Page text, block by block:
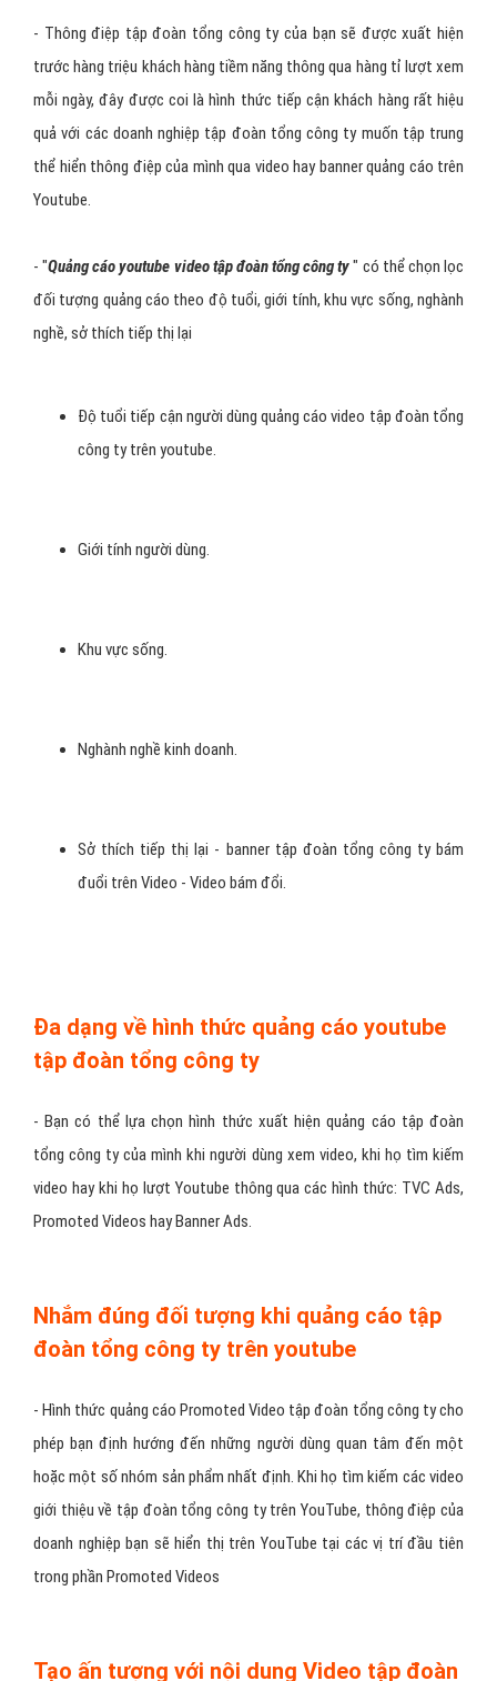
Ưu điểm của quảng cáo youtube
video tập đoàn tổng công ty
Quảng cáo Youtube video tập đoàn tổng
công ty có khả năng bao phủ rộng và gắn
Remarketing.
- Thông điệp tập đoàn tổng công ty của bạn sẽ được xuất hiện
trước hàng triệu khách hàng tiềm năng thông qua hàng tỉ lượt xem
Youtube.
nghề, sở thích tiếp thị lại
Khu vực sống.
Sở thích tiếp thị lại - banner tập đoàn tổng công ty bám
- Bạn có thể lựa chọn hình thức xuất hiện quảng cáo tập đoàn
video hay khi họ lượt Youtube thông qua các hình thức: TVC Ads,
Promoted Videos hay Banner Ads.
Nhắm đúng đối tượng khi quảng cáo tập
đoàn tổng công ty trên youtube
phép bạn định hướng đến những người dùng quan tâm đến một